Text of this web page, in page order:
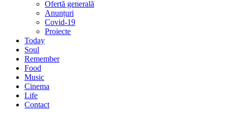
Ofertă generală
Anunțuri
Covid-19
Proiecte
Today
Soul
Remember
Food
Music
Cinema
Life
Contact